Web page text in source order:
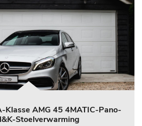
Klasse AMG 45 4MATIC-Pano-
Stoelverwarming